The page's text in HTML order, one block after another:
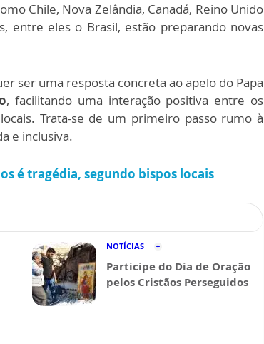
Chile, Nova Zelândia, Canadá, Reino Unido
entre eles o Brasil, estão preparando novas
ser uma resposta concreta ao apelo do Papa
, facilitando uma interação positiva entre os
Trata-se de um primeiro passo rumo à
e inclusiva.
é tragédia, segundo bispos locais
NOTÍCIAS
Participe do Dia de Oração
pelos Cristãos Perseguidos